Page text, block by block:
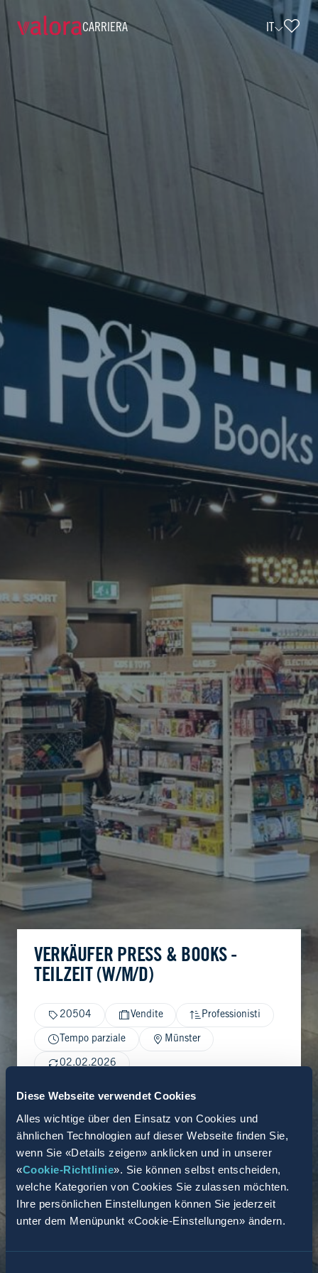
Diese Webseite verwendet Cookies
Alles wichtige über den Einsatz von Cookies und
ähnlichen Technologien auf dieser Webseite finden Sie,
wenn Sie «Details zeigen» anklicken und in unserer
«Cookie-Richtlinie». Sie können selbst entscheiden,
welche Kategorien von Cookies Sie zulassen möchten.
Ihre persönlichen Einstellungen können Sie jederzeit
unter dem Menüpunkt «Cookie-Einstellungen» ändern.
CARRIERA IT
Verkäufer Press & Books - Teilzeit
VERKÄUFER PRESS & BOOKS -
TEILZEIT (W/M/D)
20504 Vendite Professionisti
Tempo parziale Münster
02.02.2026